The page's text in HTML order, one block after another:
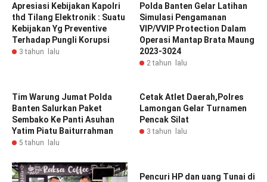
Apresiasi Kebijakan Kapolri
thd Tilang Elektronik : Suatu
Kebijakan Yg Preventive
Terhadap Pungli Korupsi
3 tahun lalu
Polda Banten Gelar Latihan
Simulasi Pengamanan
VIP/VVIP Protection Dalam
Operasi Mantap Brata Maung
2023-3024
2 tahun lalu
Tim Warung Jumat Polda
Banten Salurkan Paket
Sembako Ke Panti Asuhan
Yatim Piatu Baiturrahman
5 tahun lalu
Cetak Atlet Daerah,Polres
Lamongan Gelar Turnamen
Pencak Silat
3 tahun lalu
Pencuri HP dan uang Tunai di